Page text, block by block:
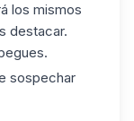
los mismos
destacar.
sospechar